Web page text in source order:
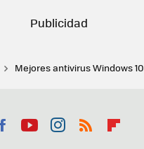
Mejores antivirus Windows 10